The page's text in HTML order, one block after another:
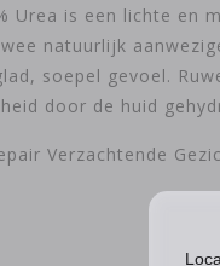
Urea is een lichte
natuurlijk
soepel gevoel.
door de huid
Verzachtende